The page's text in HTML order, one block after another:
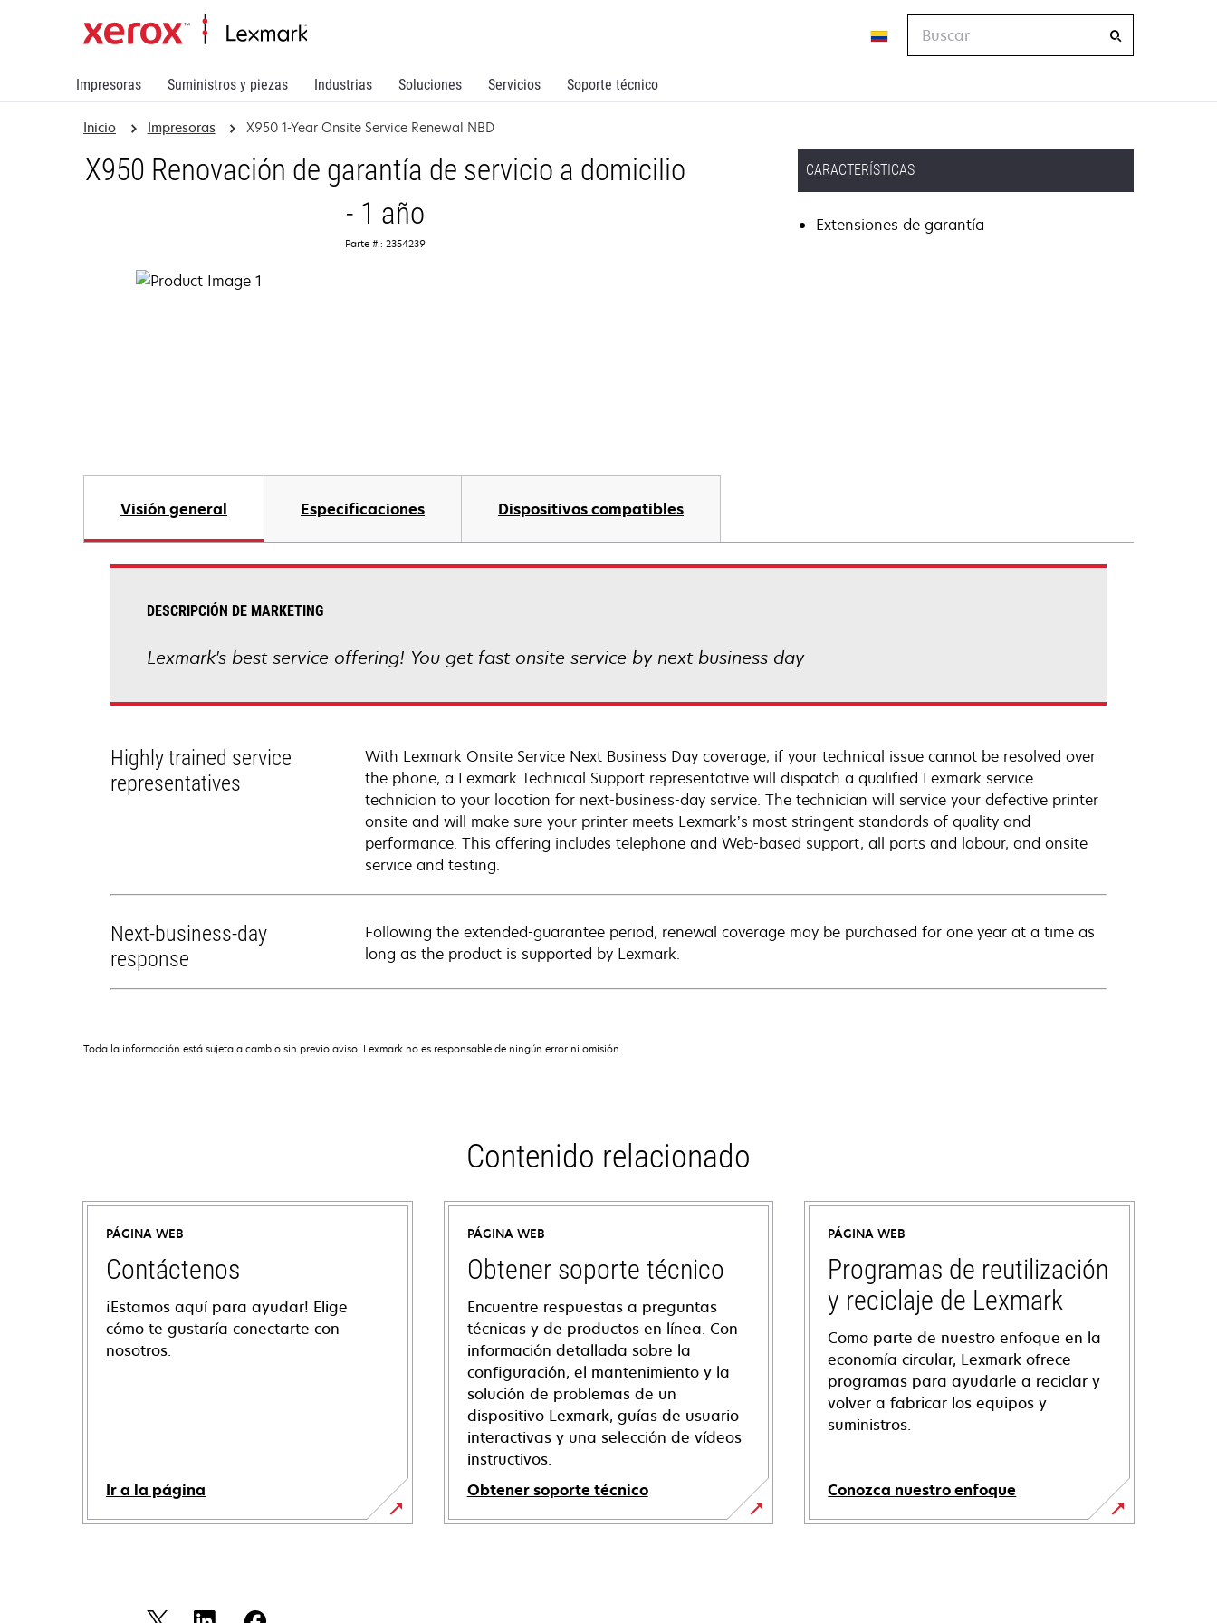
Impresoras Suministros y piezas Industrias Soluciones Servicios Soporte técnico
Inicio Impresoras X950 1-Year Onsite Service Renewal NBD
X950 Renovación de garantía de servicio a domicilio
- 1 año
Parte #.: 2354239
CARACTERÍSTICAS
Extensiones de garantía
Visión general Especificaciones Dispositivos compatibles
DESCRIPCIÓN DE MARKETING
Lexmark's best service offering! You get fast onsite service by next business day
Highly trained service
representatives
With Lexmark Onsite Service Next Business Day coverage, if your technical issue cannot be resolved over
the phone, a Lexmark Technical Support representative will dispatch a qualified Lexmark service
technician to your location for next-business-day service. The technician will service your defective printer
onsite and will make sure your printer meets Lexmark’s most stringent standards of quality and
performance. This offering includes telephone and Web-based support, all parts and labour, and onsite
service and testing.
Next-business-day
response
Following the extended-guarantee period, renewal coverage may be purchased for one year at a time as
long as the product is supported by Lexmark.
Toda la información está sujeta a cambio sin previo aviso. Lexmark no es responsable de ningún error ni omisión.
Contenido relacionado
PÁGINA WEB
Contáctenos
¡Estamos aquí para ayudar! Elige
cómo te gustaría conectarte con
nosotros.
Ir a la página
PÁGINA WEB
Obtener soporte técnico
Encuentre respuestas a preguntas
técnicas y de productos en línea. Con
información detallada sobre la
configuración, el mantenimiento y la
solución de problemas de un
dispositivo Lexmark, guías de usuario
interactivas y una selección de vídeos
instructivos.
Obtener soporte técnico
se
PÁGINA WEB
Programas de reutilización
y reciclaje de Lexmark
Como parte de nuestro enfoque en la
economía circular, Lexmark ofrece
programas para ayudarle a reciclar y
volver a fabricar los equipos y
suministros.
Conozca nuestro enfoque